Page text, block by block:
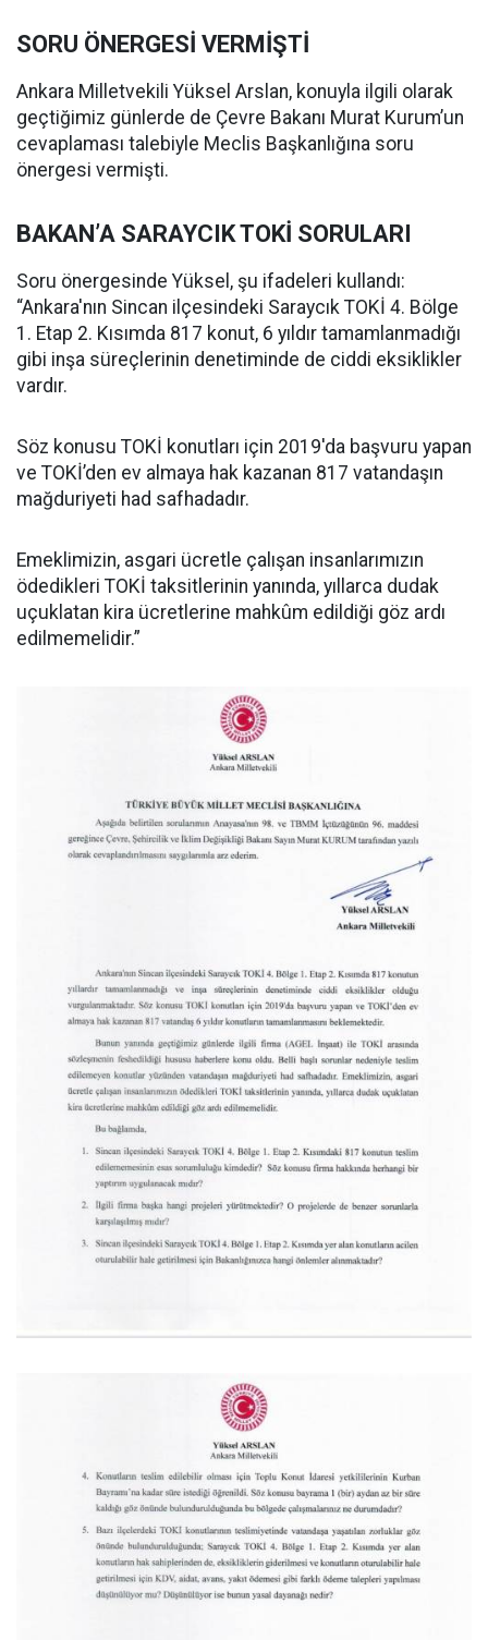
SORU ÖNERGESİ VERMİŞTİ
Ankara Milletvekili Yüksel Arslan, konuyla ilgili olarak
geçtiğimiz günlerde de Çevre Bakanı Murat Kurum’un
cevaplaması talebiyle Meclis Başkanlığına soru
önergesi vermişti.
BAKAN’A SARAYCIK TOKİ SORULARI
Soru önergesinde Yüksel, şu ifadeleri kullandı:
“Ankara'nın Sincan ilçesindeki Saraycık TOKİ 4. Bölge
1. Etap 2. Kısımda 817 konut, 6 yıldır tamamlanmadığı
gibi inşa süreçlerinin denetiminde de ciddi eksiklikler
vardır.
Söz konusu TOKİ konutları için 2019'da başvuru yapan
ve TOKİ’den ev almaya hak kazanan 817 vatandaşın
mağduriyeti had safhadadır.
Emeklimizin, asgari ücretle çalışan insanlarımızın
ödedikleri TOKİ taksitlerinin yanında, yıllarca dudak
uçuklatan kira ücretlerine mahkûm edildiği göz ardı
edilmemelidir.”